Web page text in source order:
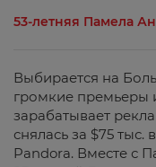
53-летняя Памела
Выбирается на
громкие премьеры
зарабатывает
снялась за $75
Pandora. Вместе с